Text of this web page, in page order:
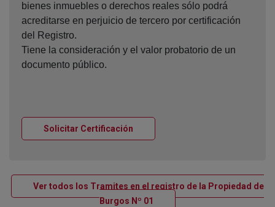
bienes inmuebles o derechos reales sólo podrá
acreditarse en perjuicio de tercero por certificación
del Registro.
Tiene la consideración y el valor probatorio de un
documento público.
Solicitar Certificación
Ver todos los Tramites en el registro de la Propiedad de
Burgos Nº 01
Ventana nueva